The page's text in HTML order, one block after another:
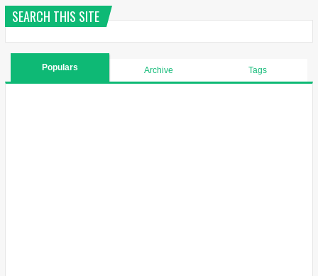
SEARCH THIS SITE
Populars Archive Tags